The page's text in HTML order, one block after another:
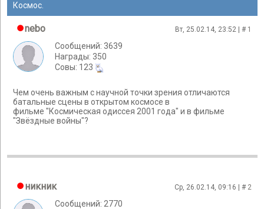
Космос.
nebo Вт, 25.02.14, 23:52 | # 1
Сообщений: 3639
Награды: 350
Cовы: 123
Чем очень важным с научной точки зрения отличаются
батальные сцены в открытом космосе в
фильме "Космическая одиссея 2001 года" и в фильме
"Звёздные войны"?
никник Ср, 26.02.14, 09:16 | # 2
Сообщений: 2770